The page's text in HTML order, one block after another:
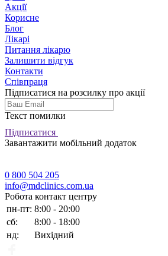
Акції
Корисне
Блог
Лікарі
Питання лікарю
Залишити відгук
Контакти
Співпраця
Підписатися на розсилку про акції
Текст помилки
Підписатися
Завантажити мобільний додаток
0 800 504 205
info@mdclinics.com.ua
Робота контакт центру
пн-пт: 8:00 - 20:00
сб:
8:00 - 18:00
нд:
Вихідний